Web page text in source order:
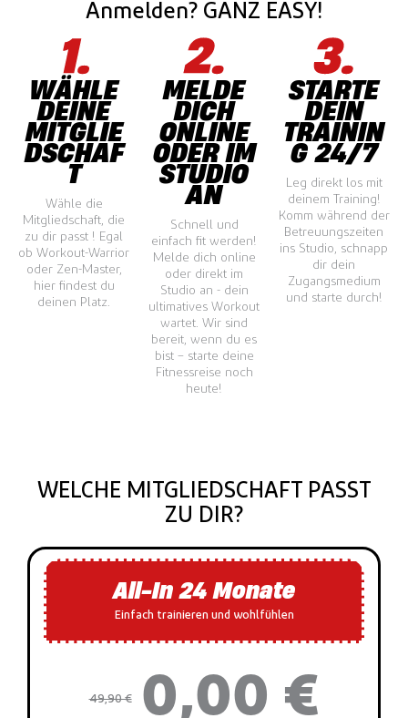
Anmelden? GANZ EASY!
WÄHLE
DEINE
MITGLIE
DSCHAF
T
Wähle die
Mitgliedschaft, die
zu dir passt ! Egal
ob Workout-Warrior
oder Zen-Master,
hier findest du
deinen Platz.
MELDE
DICH
ONLINE
ODER IM
STUDIO
AN
Schnell und
einfach fit werden!
Melde dich online
oder direkt im
Studio an - dein
ultimatives Workout
wartet. Wir sind
bereit, wenn du es
bist – starte deine
Fitnessreise noch
heute!
STARTE
DEIN
TRAININ
G 24/7
Leg direkt los mit
deinem Training!
Komm während der
Betreuungszeiten
ins Studio, schnapp
dir dein
Zugangsmedium
und starte durch!
WELCHE MITGLIEDSCHAFT PASST
ZU DIR?
All-In 24 Monate
Einfach trainieren und wohlfühlen
49,90 € 0,00 €